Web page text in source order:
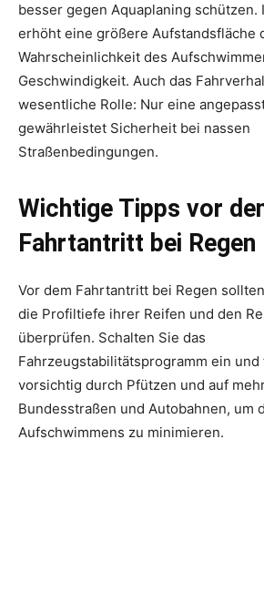
besser gegen Aquaplaning schützen.
erhöht eine größere Aufstandsfläche
Wahrscheinlichkeit des
Geschwindigkeit. Auch das
wesentliche Rolle: Nur eine
gewährleistet Sicherheit bei nassen
Straßenbedingungen.
Wichtige Tipps vor
Fahrtantritt bei Regen
Vor dem Fahrtantritt bei Regen
die Profiltiefe ihrer Reifen und den
überprüfen. Schalten Sie das
Fahrzeugstabilitätsprogramm ein und
vorsichtig durch Pfützen und auf
Bundesstraßen und Autobahnen, um
Aufschwimmens zu minimieren.